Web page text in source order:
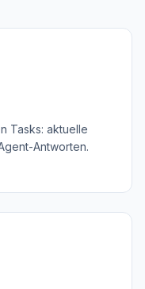
Tasks: aktuelle
Antworten.